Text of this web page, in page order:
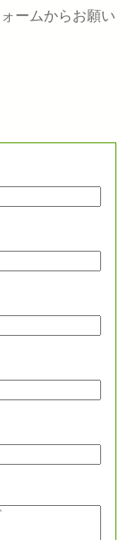
ームからお願い